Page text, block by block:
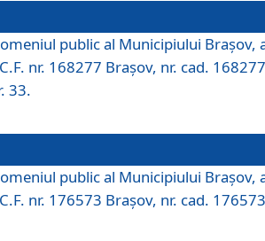
public al Municipiului Braşov,
nr. 168277 Brașov, nr. cad.
33.
public al Municipiului Braşov,
nr. 176573 Brașov, nr. cad.